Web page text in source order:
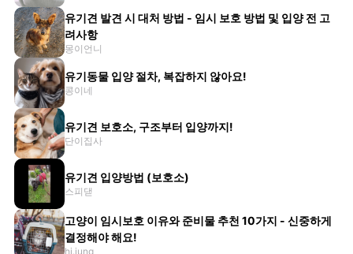
유기견 발견 시 대처 방법 - 임시 보호 방법 및 입양 전 고
려사항
몽이언니
유기동물 입양 절차, 복잡하지 않아요!
콩이네
유기견 보호소, 구조부터 입양까지!
단이집사
유기견 입양방법 (보호소)
스피댇
고양이 임시보호 이유와 준비물 추천 10가지 - 신중하게
결정해야 해요!
hj.jung